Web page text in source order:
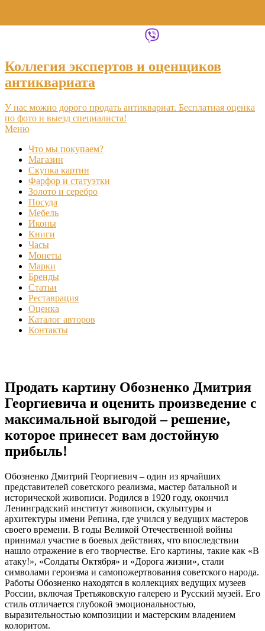
Коллегия экспертов и оценщиков
антиквариата
У нас можно дорого продать антиквариат. Бесплатная оценка
по фото и выезд специалиста!
Меню
Что мы покупаем?
Магазин
Скупка картин
Фарфор и статуэтки
Золото и серебро
Посуда
Мебель
Иконы
Книги
Часы
Монеты
Марки
Бренды
Статьи
Реставрация
Оценка
Каталог авторов
Контакты
Продать картину Обозненко Дмитрия
Георгиевича и оценить произведение с
максимальной выгодой – решение,
которое принесет вам достойную
прибыль!
Обозненко Дмитрий Георгиевич – один из ярчайших
представителей советского реализма, мастер батальной и
исторической живописи. Родился в 1920 году, окончил
Ленинградский институт живописи, скульптуры и
архитектуры имени Репина, где учился у ведущих мастеров
своего времени. В годы Великой Отечественной войны
принимал участие в боевых действиях, что впоследствии
нашло отражение в его творчестве. Его картины, такие как «В
атаку!», «Солдаты Октября» и «Дорога жизни», стали
символами героизма и самопожертвования советского народа.
Работы Обозненко находятся в коллекциях ведущих музеев
России, включая Третьяковскую галерею и Русский музей. Его
стиль отличается глубокой эмоциональностью,
выразительностью композиции и мастерским владением
колоритом.